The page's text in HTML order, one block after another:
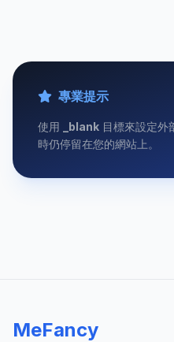
專業提示
使用 _blank 目標來設定外
時仍停留在您的網站上。
MeFancy